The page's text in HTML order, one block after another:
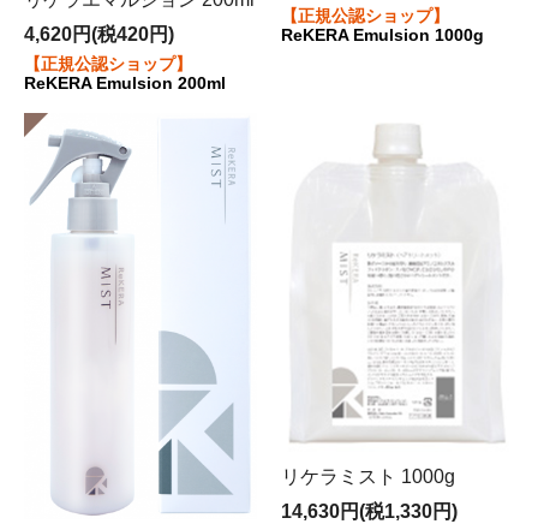
4,620円(税420円)
【正規公認ショップ】
ReKERA Emulsion 200ml
【正規公認ショップ】
ReKERA Emulsion 1000g
リケラミスト 1000g
14,630円(税1,330円)